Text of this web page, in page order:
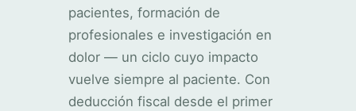
pacientes, formación de
profesionales e investigación en
dolor — un ciclo cuyo impacto
vuelve siempre al paciente. Con
deducción fiscal desde el primer